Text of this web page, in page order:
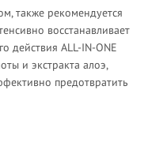
также рекомендуется
восстанавливает
действия ALL-IN-ONE
и экстракта алоэ,
предотвратить